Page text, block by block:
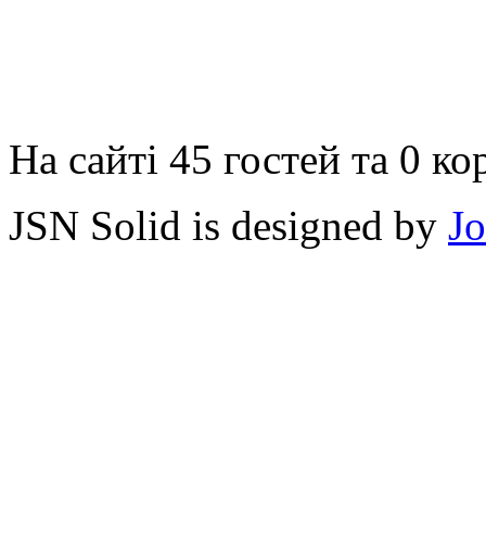
На сайті 45 гостей та 0
JSN Solid is designed by